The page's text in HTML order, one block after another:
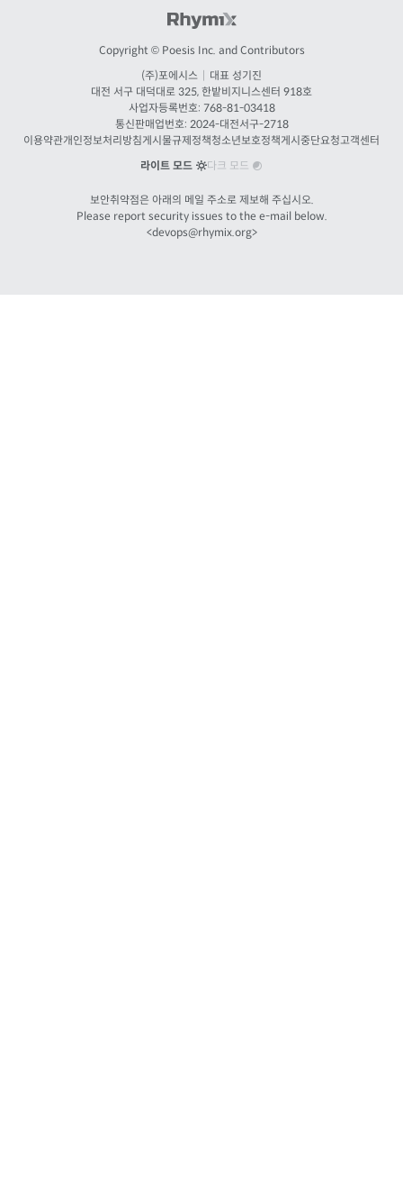
Copyright © Poesis Inc. and Contributors
(주)포에시스
대표 성기진
대전 서구 대덕대로 325, 한밭비지니스센터 918호
사업자등록번호: 768-81-03418
통신판매업번호: 2024-대전서구-2718
이용약관개인정보처리방침게시물규제정책청소년보호정책게시중단요청고객센터
라이트 모드
다크 모드
보안취약점은 아래의 메일 주소로 제보해 주십시오.
Please report security issues to the e-mail below.
<devops@rhymix.org>